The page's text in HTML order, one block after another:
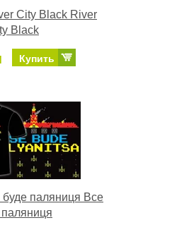
City Black River
Black
Купить
буде паляниця Все
паляниця